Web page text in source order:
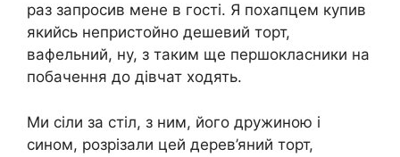
раз запросив мене в гості. Я похапцем купив
якийсь непристойно дешевий торт,
вафельний, ну, з таким ще першокласники на
побачення до дівчат ходять.
Ми сіли за стіл, з ним, його дружиною і
сином, розрізали цей дерев’яний торт,